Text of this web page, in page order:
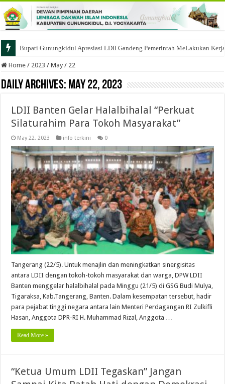
Bupati Gunungkidul Apresiasi LDII Gandeng Pemerintah MeLakukan
Home / 2023 / May / 22
Daily Archives: May 22, 2023
LDII Banten Gelar Halalbihalal “Perkuat
Silaturahim Para Tokoh Masyarakat”
May 22, 2023 info terkini 0
Tangerang (22/5). Untuk menajlin dan meningkatkan sinergisitas
antara LDII dengan tokoh-tokoh masyarakat dan warga, DPW LDII
Banten menggelar halalbihalal pada Minggu (21/5) di GSG Budi Mulya,
Tigaraksa, Kab.Tangerang, Banten. Dalam kesempatan tersebut, hadir
para pejabat tinggi negara antara lain Menteri Perdagangan RI Zulkifli
Hasan, Anggota DPR-RI H. Muhammad Rizal, Anggota …
Read More »
“Ketua Umum LDII Tegaskan” Jangan